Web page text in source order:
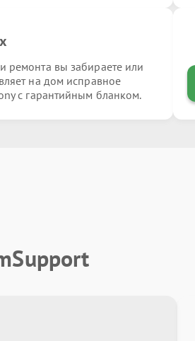
ремонта вы забираете или
на дом исправное
с гарантийным бланком.